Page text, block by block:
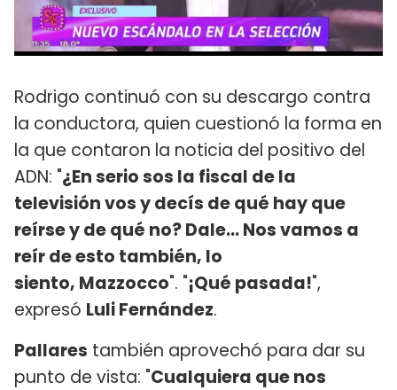
Rodrigo continuó con su descargo contra
la conductora, quien cuestionó la forma en
la que contaron la noticia del positivo del
ADN: "¿En serio sos la fiscal de la
televisión vos y decís de qué hay que
reírse y de qué no? Dale... Nos vamos a
reír de esto también, lo
siento, Mazzocco". "¡Qué pasada!",
expresó Luli Fernández.
Pallares también aprovechó para dar su
punto de vista: "Cualquiera que nos